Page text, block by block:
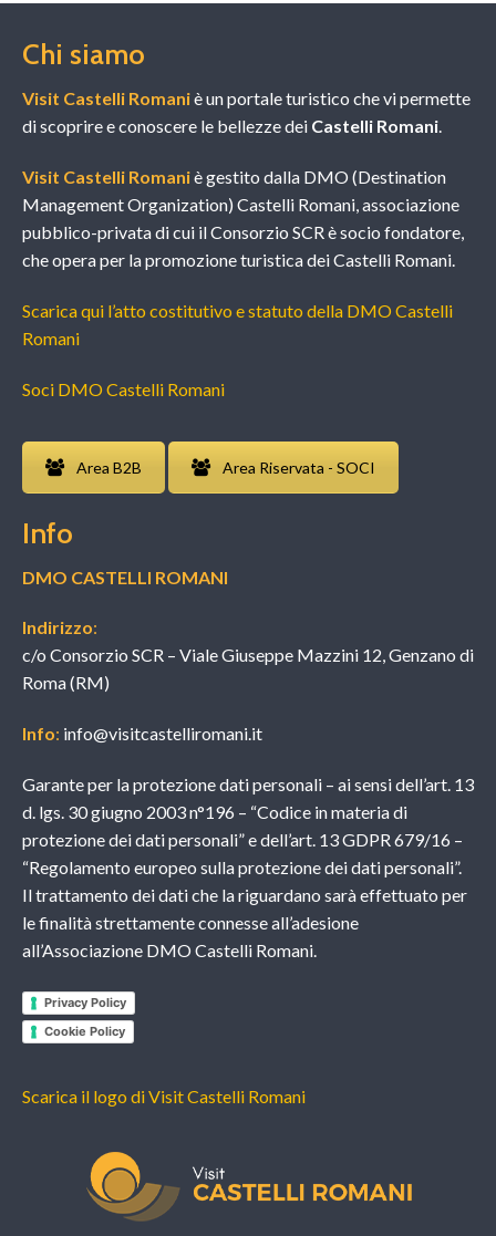
Chi siamo
Visit Castelli Romaniè un portale turistico che vi permette
di scoprire e conoscere le bellezze dei Castelli Romani.
Visit Castelli Romaniè gestito dalla DMO (Destination
Management Organization) Castelli Romani, associazione
pubblico-privata di cui il Consorzio SCR è socio fondatore,
che opera per la promozione turistica dei Castelli Romani.
Scarica qui l’atto costitutivo e statuto della DMO Castelli
Romani
Soci DMO Castelli Romani
Area B2B Area Riservata - SOCI
Info
DMO CASTELLI ROMANI
Indirizzo:
c/o Consorzio SCR – Viale Giuseppe Mazzini 12, Genzano di
Roma (RM)
Info: info@visitcastelliromani.it
Garante per la protezione dati personali – ai sensi dell’art. 13
d. lgs. 30 giugno 2003 n°196 – “Codice in materia di
protezione dei dati personali” e dell’art. 13 GDPR 679/16 –
“Regolamento europeo sulla protezione dei dati personali”.
Il trattamento dei dati che la riguardano sarà effettuato per
le finalità strettamente connesse all’adesione
all’Associazione DMO Castelli Romani.
Privacy Policy
Cookie Policy
Scarica il logo di Visit Castelli Romani